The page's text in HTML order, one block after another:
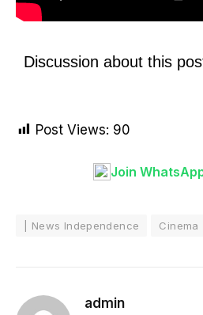
Discussion about this
Post Views: 90
Join
| News Independence Cinema
admin